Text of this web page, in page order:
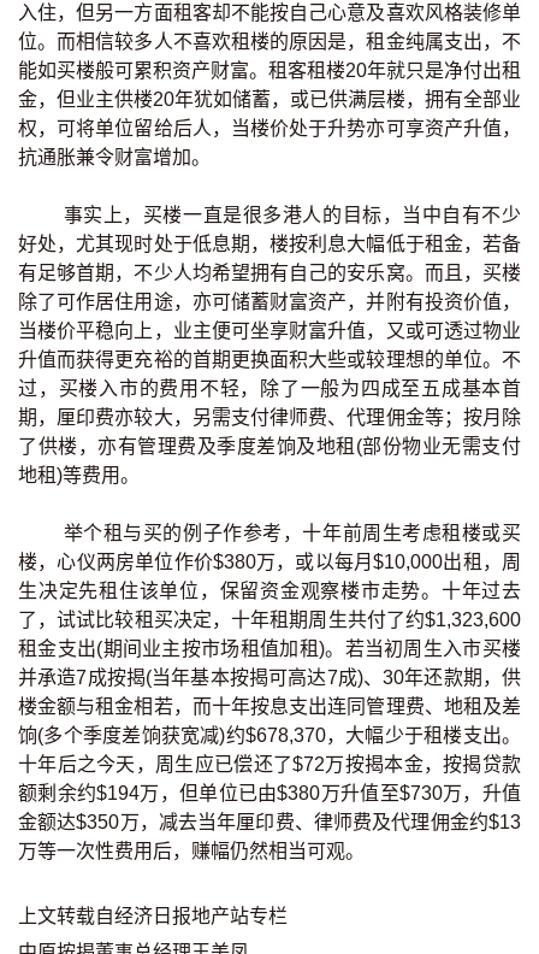
下载中心
按揭全面睇
新闻/研究
按市新闻
统计数据库
按揭快趣智识
按揭智库
按揭百科
实时银行资讯
装修·保险优惠
免费装修转介服务
装修设计专栏
火险、家居、宠物保险
保险资讯专栏
入住，但另一方面租客却不能按自己心意及喜欢风格装修单
位。而相信较多人不喜欢租楼的原因是，租金纯属支出，不
能如买楼般可累积资产财富。租客租楼20年就只是净付出租
金，但业主供楼20年犹如储蓄，或已供满层楼，拥有全部业
权，可将单位留给后人，当楼价处于升势亦可享资产升值，
抗通胀兼令财富增加。
事实上，买楼一直是很多港人的目标，当中自有不少
好处，尤其现时处于低息期，楼按利息大幅低于租金，若备
有足够首期，不少人均希望拥有自己的安乐窝。而且，买楼
除了可作居住用途，亦可储蓄财富资产，并附有投资价值，
当楼价平稳向上，业主便可坐享财富升值，又或可透过物业
升值而获得更充裕的首期更换面积大些或较理想的单位。不
过，买楼入市的费用不轻，除了一般为四成至五成基本首
期，厘印费亦较大，另需支付律师费、代理佣金等；按月除
了供楼，亦有管理费及季度差饷及地租(部份物业无需支付
地租)等费用。
举个租与买的例子作参考，十年前周生考虑租楼或买
楼，心仪两房单位作价$380万，或以每月$10,000出租，周
生决定先租住该单位，保留资金观察楼市走势。十年过去
了，试试比较租买决定，十年租期周生共付了约$1,323,600
租金支出(期间业主按市场租值加租)。若当初周生入市买楼
并承造7成按揭(当年基本按揭可高达7成)、30年还款期，供
楼金额与租金相若，而十年按息支出连同管理费、地租及差
饷(多个季度差饷获宽减)约$678,370，大幅少于租楼支出。
十年后之今天，周生应已偿还了$72万按揭本金，按揭贷款
额剩余约$194万，但单位已由$380万升值至$730万，升值
金额达$350万，减去当年厘印费、律师费及代理佣金约$13
万等一次性费用后，赚幅仍然相当可观。
上文转载自经济日报地产站专栏